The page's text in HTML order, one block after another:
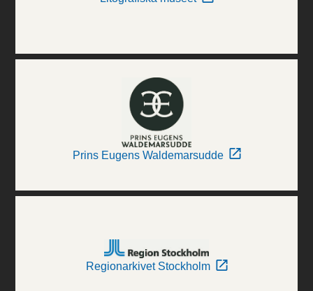
Prins Eugens Waldemarsudde
Regionarkivet Stockholm